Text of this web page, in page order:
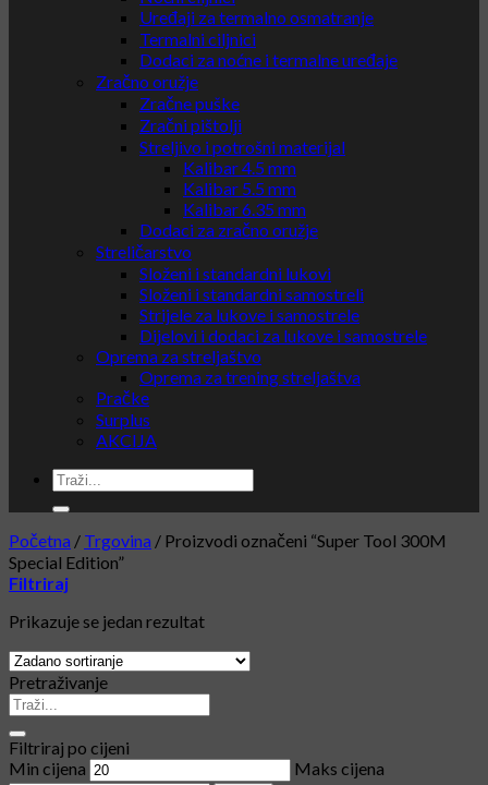
Uređaji za termalno osmatranje
Termalni ciljnici
Dodaci za noćne i termalne uređaje
Zračno oružje
Zračne puške
Zračni pištolji
Streljivo i potrošni materijal
Kalibar 4.5 mm
Kalibar 5.5 mm
Kalibar 6.35 mm
Dodaci za zračno oružje
Streličarstvo
Složeni i standardni lukovi
Složeni i standardni samostreli
Strijele za lukove i samostrele
Dijelovi i dodaci za lukove i samostrele
Oprema za streljaštvo
Oprema za trening streljaštva
Pračke
Surplus
AKCIJA
Početna / Trgovina / Proizvodi označeni “Super Tool 300M
Special Edition”
Filtriraj
Prikazuje se jedan rezultat
Pretraživanje
Filtriraj po cijeni
Min cijena
Maks cijena